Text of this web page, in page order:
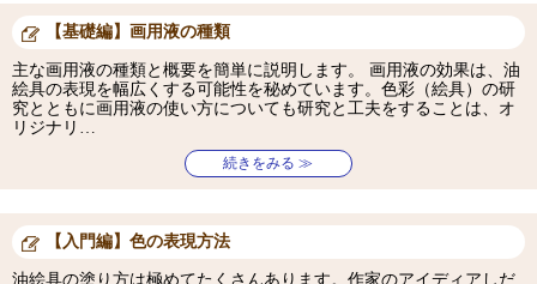
【基礎編】画用液の種類
主な画用液の種類と概要を簡単に説明します。 画用液の効果は、油
絵具の表現を幅広くする可能性を秘めています。色彩（絵具）の研
究とともに画用液の使い方についても研究と工夫をすることは、オ
リジナリ…
続きをみる ≫
【入門編】色の表現方法
油絵具の塗り方は極めてたくさんあります。作家のアイディアしだ